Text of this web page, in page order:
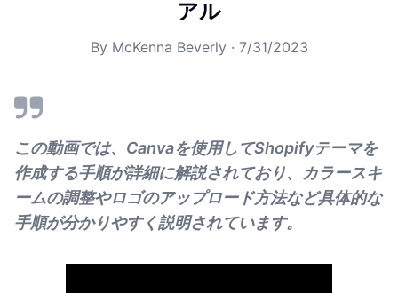
アル
By McKenna Beverly · 7/31/2023
この動画では、Canvaを使用してShopifyテーマを
作成する手順が詳細に解説されており、カラースキ
ームの調整やロゴのアップロード方法など具体的な
手順が分かりやすく説明されています。